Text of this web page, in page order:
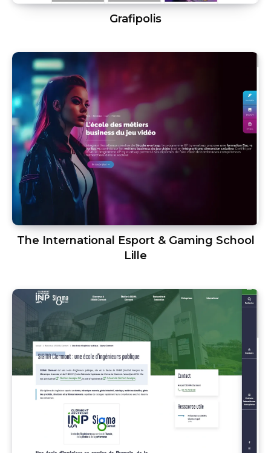
Grafipolis
The International Esport & Gaming School
Lille